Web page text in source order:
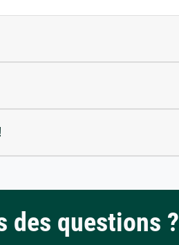
des questions ?